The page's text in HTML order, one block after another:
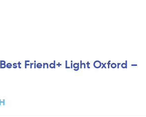
Friend+ Light Oxford –